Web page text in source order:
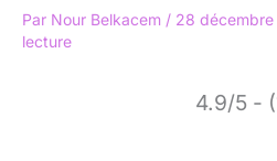
Par Nour Belkacem / 28
lecture
4.9/5 -